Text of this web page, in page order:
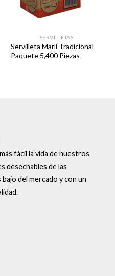
SERVILLETAS
Servilleta Marli Tradicional
Paquete 5,400 Piezas
fácil la vida de nuestros
desechables de las
del mercado y con un